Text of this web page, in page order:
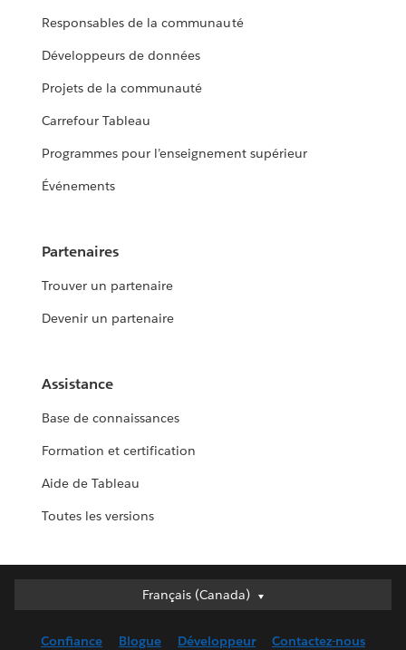
Responsables de la communauté
Développeurs de données
Projets de la communauté
Carrefour Tableau
Programmes pour l’enseignement supérieur
Événements
Partenaires
Trouver un partenaire
Devenir un partenaire
Assistance
Base de connaissances
Formation et certification
Aide de Tableau
Toutes les versions
Français (Canada)
Français (Canada)
English (UK)
Confiance Blogue Développeur Contactez-nous